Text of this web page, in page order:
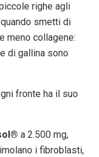
righe agli
smetti di
meno collagene:
di gallina sono
fronte ha il suo
a 2.500 mg,
i fibroblasti,